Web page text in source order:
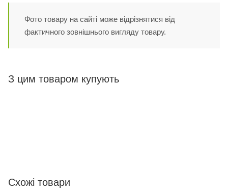
Фото товару на сайті може відрізнятися від
фактичного зовнішнього вигляду товару.
З цим товаром купують
Схожі товари